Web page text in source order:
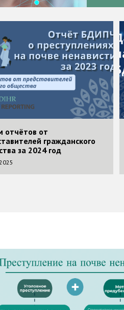
отчётов от
гражданского
за 2024 год